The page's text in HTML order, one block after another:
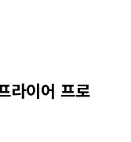
라이어 프로